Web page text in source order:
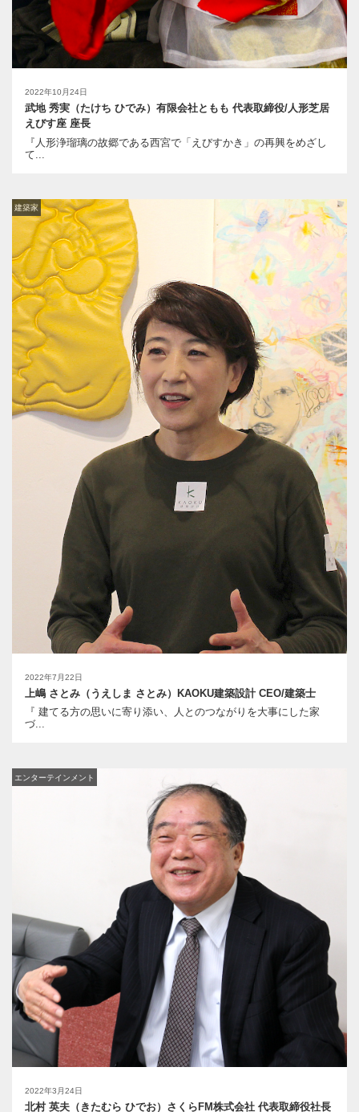
2022年10月24日
武地 秀実（たけち ひでみ）有限会社ともも 代表取締役/人形芝居
えびす座 座長
『人形浄瑠璃の故郷である西宮で「えびすかき」の再興をめざし
て...
2022年7月22日
建築家
上嶋 さとみ（うえしま さとみ）KAOKU建築設計 CEO/建築士
『 建てる方の思いに寄り添い、人とのつながりを大事にした家
づ...
2022年3月24日
エンターテインメント
北村 英夫（きたむら ひでお）さくらFM株式会社 代表取締役社長